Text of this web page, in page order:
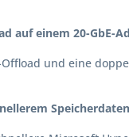
auf einem 20-GbE-
und eine